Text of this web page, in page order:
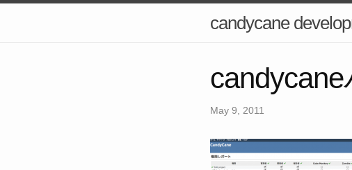
candycane
May 9, 2011